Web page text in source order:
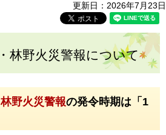
更新日：2026年7月23日
林野火災警報について
林野火災警報の発令時期は「1